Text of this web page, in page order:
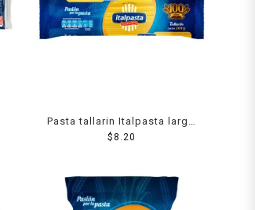
Pasta tallarin Italpasta largo
200 g
$ 8.20